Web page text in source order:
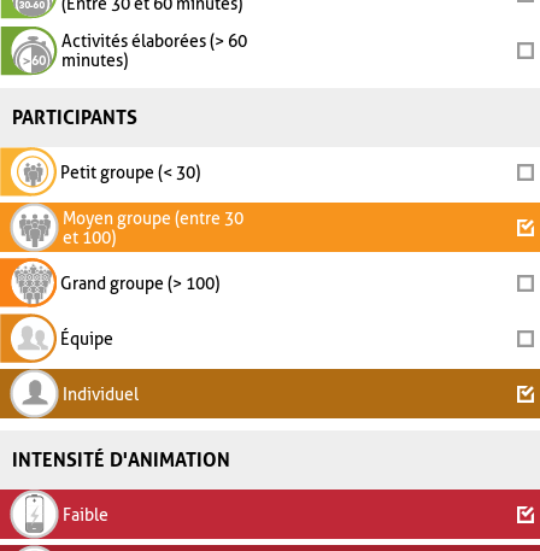
Activités élaborées (> 60
minutes)
PARTICIPANTS
Petit groupe (< 30)
Moyen groupe (entre 30
et 100)
Grand groupe (> 100)
Équipe
Individuel
INTENSITÉ D'ANIMATION
Faible